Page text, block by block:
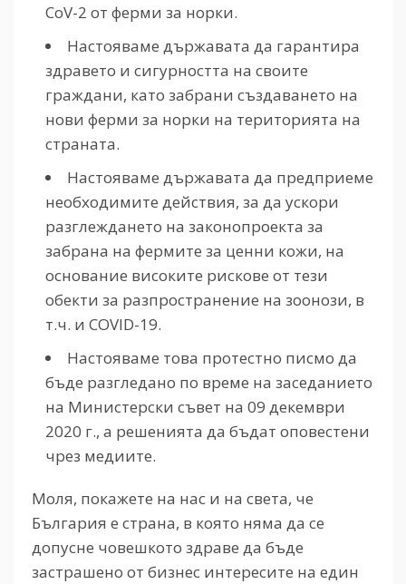
CoV-2 от ферми за норки.
Настояваме държавата да гарантира
здравето и сигурността на своите
граждани, като забрани създаването на
нови ферми за норки на територията на
страната.
Настояваме държавата да предприеме
необходимите действия, за да ускори
разглеждането на законопроекта за
забрана на фермите за ценни кожи, на
основание високите рискове от тези
обекти за разпространение на зоонози, в
т.ч. и COVID-19.
Настояваме това протестно писмо да
бъде разгледано по време на заседанието
на Министерски съвет на 09 декември
2020 г., а решенията да бъдат оповестени
чрез медиите.
Моля, покажете на нас и на света, че
България е страна, в която няма да се
допусне човешкото здраве да бъде
застрашено от бизнес интересите на един